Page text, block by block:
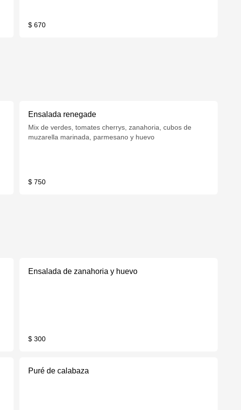
$ 670
Ensalada renegade
Mix de verdes, tomates cherrys, zanahoria, cubos de
muzarella marinada, parmesano y huevo
$ 750
Ensalada de zanahoria y huevo
$ 300
Puré de calabaza